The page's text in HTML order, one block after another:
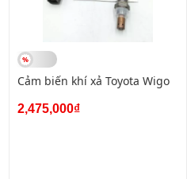
Cảm biến khí xả Toyota Wigo
2,475,000₫